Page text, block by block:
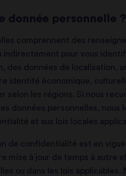
donnée personnelle ?
comprennent des
pour vous
des données de localisation,
identité économique,
selon les régions. Si nous
données personnelles,
et aux lois locales
de confidentialité est en
mise à jour de temps à autre
ou dans les lois